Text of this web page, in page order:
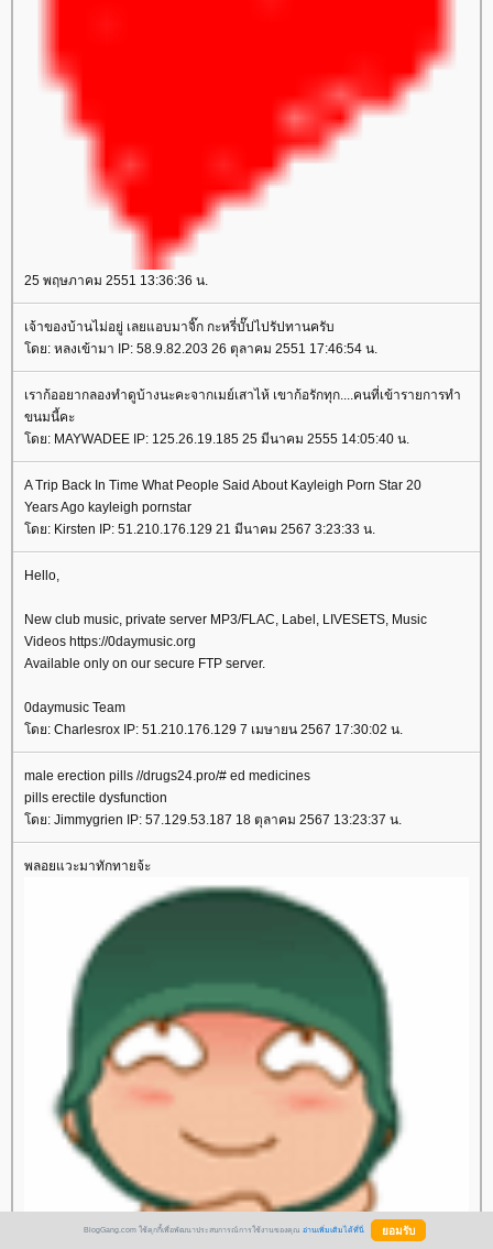
25 พฤษภาคม 2551 13:36:36 น.
เจ้าของบ้านไม่อยู่ เลยแอบมาจิ๊ก กะหรี่บั๊ปไปรัปทานครับ
ดย: หลงเข้ามา IP: 58.9.82.203 26 ตุลาคม 2551 17:46:54 น.
เราก้ออยากลองทำดูบ้างนะคะจากเมย์เสาไห้ เขาก้อรักทุก....คนที่เข้ารายการทำ
ขนมนี้คะ
ดย: MAYWADEE IP: 125.26.19.185 25 มีนาคม 2555 14:05:40 น.
A Trip Back In Time What People Said About Kayleigh Porn Star 20
Years Ago kayleigh pornstar
ดย: Kirsten IP: 51.210.176.129 21 มีนาคม 2567 3:23:33 น.
Hello,
New club music, private server MP3/FLAC, Label, LIVESETS, Music
Videos https://0daymusic.org
Available only on our secure FTP server.
0daymusic Team
ดย: Charlesrox IP: 51.210.176.129 7 เมษายน 2567 17:30:02 น.
male erection pills //drugs24.pro/# ed medicines
pills erectile dysfunction
ดย: Jimmygrien IP: 57.129.53.187 18 ตุลาคม 2567 13:23:37 น.
พลอยแวะมาทักทายจ้ะ
BlogGang.com ใช้คุกกี้เพื่อพัฒนาประสบการณ์การใช้งานของคุณ อ่านเพิ่มเติมได้ที่นี่